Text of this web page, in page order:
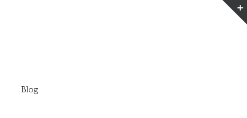
Blog